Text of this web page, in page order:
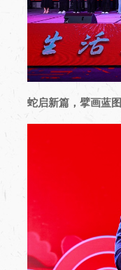
蛇启新篇，擘画蓝图